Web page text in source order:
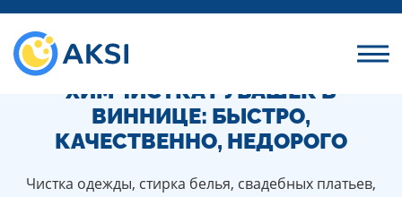
ПРОФЕССИОНАЛЬНАЯ
ХИМЧИСТКА РУБАШЕК В
ВИННИЦЕ: БЫСТРО,
КАЧЕСТВЕННО, НЕДОРОГО
Чистка одежды, стирка белья, свадебных платьев,